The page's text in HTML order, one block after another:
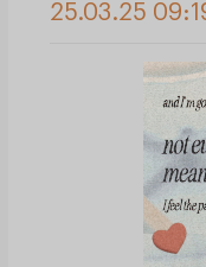
25.03.25